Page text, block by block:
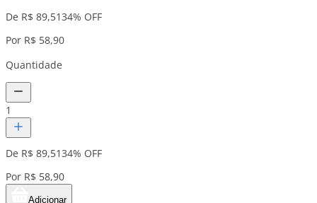
De R$ 89,5134% OFF
Por R$ 58,90
Quantidade
1
De R$ 89,5134% OFF
Por R$ 58,90
Adicionar